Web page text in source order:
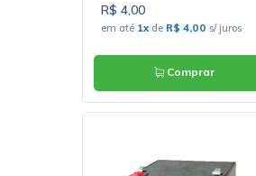
R$ 4,00
em até 1x de R$ 4,00 s/ juros
Comprar